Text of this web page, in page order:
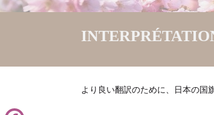
より良い翻訳のために、日本の国